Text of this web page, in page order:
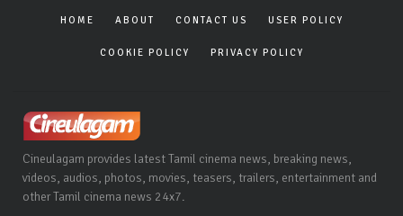
HOME ABOUT CONTACT US USER POLICY
COOKIE POLICY PRIVACY POLICY
Cineulagam provides latest Tamil cinema news, breaking news,
videos, audios, photos, movies, teasers, trailers, entertainment and
other Tamil cinema news 24x7.